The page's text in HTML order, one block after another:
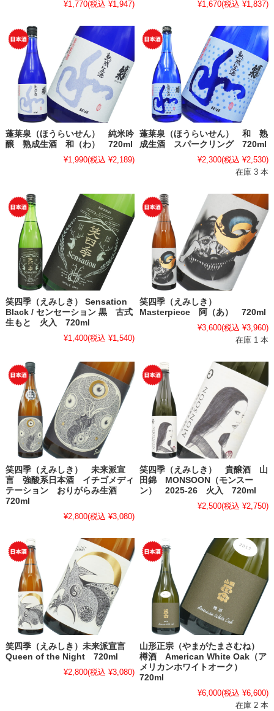
¥1,770(税込 ¥1,947) ¥1,670(税込 ¥1,837)
蓬莱泉（ほうらいせん） 純米吟
醸 熟成生酒 和（わ） 720ml
¥1,990(税込 ¥2,189)
蓬莱泉（ほうらいせん） 和 熟
成生酒 スパークリング 720ml
¥2,300(税込 ¥2,530)
在庫 3 本
笑四季（えみしき） Sensation
Black / センセーション 黒 古式
生もと 火入 720ml
¥1,400(税込 ¥1,540)
笑四季（えみしき）
Masterpiece 阿（あ） 720ml
¥3,600(税込 ¥3,960)
在庫 1 本
笑四季（えみしき） 未来派宣
言 強酸系日本酒 イチゴメディ
テーション おりがらみ生酒
720ml
¥2,800(税込 ¥3,080)
笑四季（えみしき） 貴醸酒 山
田錦 MONSOON（モンスー
ン） 2025-26 火入 720ml
¥2,500(税込 ¥2,750)
笑四季（えみしき）未来派宣言
Queen of the Night 720ml
¥2,800(税込 ¥3,080)
山形正宗（やまがたまさむね）
樽酒 American White Oak（ア
メリカンホワイトオーク）
720ml
¥6,000(税込 ¥6,600)
在庫 2 本